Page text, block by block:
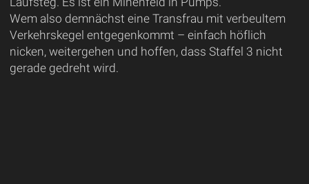
Wem also demnächst eine Transfrau mit verbeultem
Verkehrskegel entgegenkommt – einfach höflich
nicken, weitergehen und hoffen, dass Staffel 3 nicht
gerade gedreht wird.